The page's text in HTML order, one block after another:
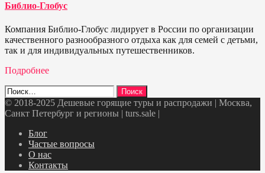
Библио-Глобус
Компания Библио-Глобус лидирует в России по организации
качественного разнообразного отдыха как для семей с детьми,
так и для индивидуальных путешественников.
Подробнее
Найти:
© 2018-2025 Дешевые горящие туры и распродажи | Москва,
Санкт Петербург и регионы | turs.sale |
Блог
Частые вопросы
О нас
Контакты